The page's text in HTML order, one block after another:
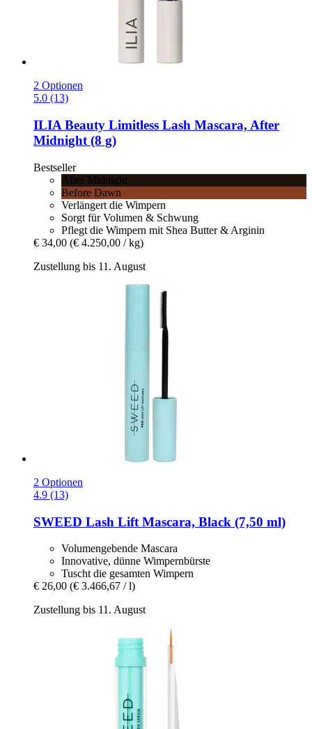
2 Optionen
5.0 (13)
ILIA Beauty Limitless Lash Mascara, After
Midnight (8 g)
Bestseller
After Midnight
Before Dawn
Verlängert die Wimpern
Sorgt für Volumen & Schwung
Pflegt die Wimpern mit Shea Butter & Arginin
€ 34,00 (€ 4.250,00 / kg)
Zustellung bis 11. August
2 Optionen
4.9 (13)
SWEED Lash Lift Mascara, Black (7,50 ml)
Volumengebende Mascara
Innovative, dünne Wimpernbürste
Tuscht die gesamten Wimpern
€ 26,00 (€ 3.466,67 / l)
Zustellung bis 11. August